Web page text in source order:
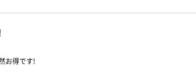
お得です!